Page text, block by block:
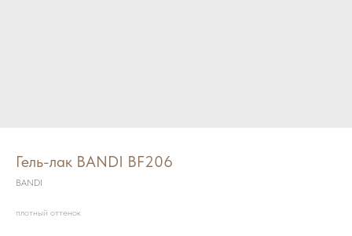
Гель-лак BANDI BF206
BANDI
плотный оттенок